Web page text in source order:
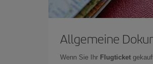
Allgemeine
Wenn Sie Ihr Flugticket